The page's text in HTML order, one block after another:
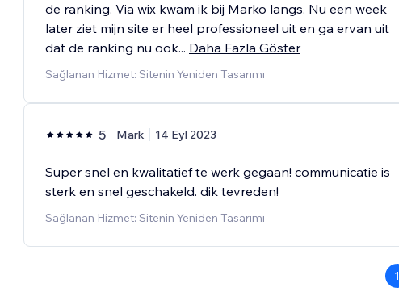
de ranking. Via wix kwam ik bij Marko langs. Nu een week
later ziet mijn site er heel professioneel uit en ga ervan uit
dat de ranking nu ook... Daha Fazla Göster
Sağlanan Hizmet: Sitenin Yeniden Tasarımı
5 Mark 14 Eyl 2023
Super snel en kwalitatief te werk gegaan! communicatie is
sterk en snel geschakeld. dik tevreden!
Sağlanan Hizmet: Sitenin Yeniden Tasarımı
1